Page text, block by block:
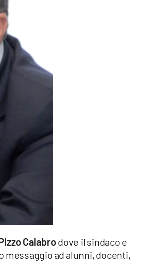
Calabrodove il sindaco e
messaggio ad alunni, docenti,